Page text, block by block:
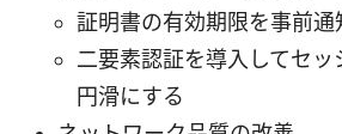
証明書の有効期限を事前通
二要素認証を導入してセッ
円滑にする